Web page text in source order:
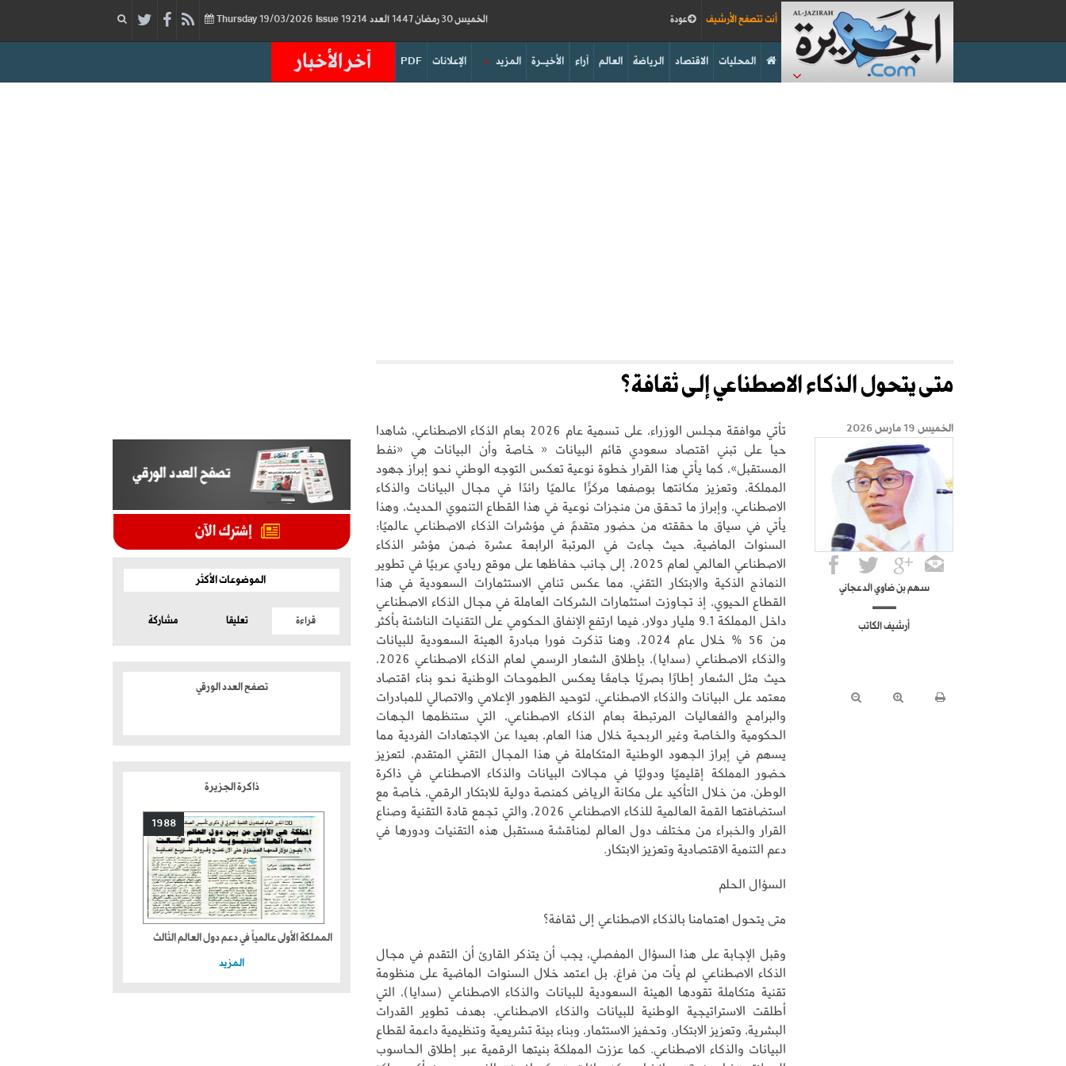
الخميس 30 رمضان 1447 العدد 19214 19/03/2026 Issue عودة أنت تتصفح الأرشيف
آخر الأخبار PDF الإعلانات المزيد الأخيــرة آراء العالم الرياضة الاقتصاد المحليات
متـى يتحول الذكاء الاصطناعي إلـى ثقافة؟
الخميس 19 مارس 2026
سهم بن ضاوي الدعجاني
أرشيف الكاتب
تأتي موافقة مجلس الوزراء، على تسمية عام 2026 بعام الذكاء الاصطناعي، شاهدا
حيا على تبني اقتصاد سعودي قائم البيانات « خاصة وأن البيانات هي «نفط
المستقبل»، كما يأتي هذا القرار خطوة نوعية تعكس التوجه الوطني نحو إبراز جهود
المملكة، وتعزيز مكانتها بوصفها مركزًا عالميًا رائدًا في مجال البيانات والذكاء
الاصطناعي، وإبراز ما تحقق من منجزات نوعية في هذا القطاع التنموي الحديث، وهذا
يأتي في سياق ما حققته من حضور متقدمً في مؤشرات الذكاء الاصطناعي عالميًا؛
السنوات الماضية، حيث جاءت في المرتبة الرابعة عشرة ضمن مؤشر الذكاء
الاصطناعي العالمي لعام 2025، إلى جانب حفاظها على موقع ريادي عربيًا في تطوير
النماذج الذكية والابتكار التقني، مما عكس تنامي الاستثمارات السعودية في هذا
القطاع الحيوي، إذ تجاوزت استثمارات الشركات العاملة في مجال الذكاء الاصطناعي
داخل المملكة 9.1 مليار دولار، فيما ارتفع الإنفاق الحكومي على التقنيات الناشئة بأكثر
من 56 % خلال عام 2024، وهنا تذكرت فورا مبادرة الهيئة السعودية للبيانات
والذكاء الاصطناعي (سدايا)، بإطلاق الشعار الرسمي لعام الذكاء الاصطناعي 2026،
حيث مثل الشعار إطارًا بصريًا جامعًا يعكس الطموحات الوطنية نحو بناء اقتصاد
معتمد على البيانات والذكاء الاصطناعي، لتوحيد الظهور الإعلامي والاتصالي للمبادرات
والبرامج والفعاليات المرتبطة بعام الذكاء الاصطناعي، التي ستنظمها الجهات
الحكومية والخاصة وغير الربحية خلال هذا العام، بعيدا عن الاجتهادات الفردية مما
يسهم في إبراز الجهود الوطنية المتكاملة في هذا المجال التقني المتقدم، لتعزيز
حضور المملكة إقليميًا ودوليًا في مجالات البيانات والذكاء الاصطناعي في ذاكرة
الوطن، من خلال التأكيد على مكانة الرياض كمنصة دولية للابتكار الرقمي، خاصة مع
استضافتها القمة العالمية للذكاء الاصطناعي 2026، والتي تجمع قادة التقنية وصناع
القرار والخبراء من مختلف دول العالم لمناقشة مستقبل هذه التقنيات ودورها في
دعم التنمية الاقتصادية وتعزيز الابتكار.
السؤال الحلم
متى يتحول اهتمامنا بالذكاء الاصطناعي إلى ثقافة؟
وقبل الإجابة على هذا السؤال المفصلي، يجب أن يتذكر القارئ أن التقدم في مجال
الذكاء الاصطناعي لم يأت من فراغ، بل اعتمد خلال السنوات الماضية على منظومة
تقنية متكاملة تقودها الهيئة السعودية للبيانات والذكاء الاصطناعي (سدايا)، التي
أطلقت الاستراتيجية الوطنية للبيانات والذكاء الاصطناعي، بهدف تطوير القدرات
البشرية، وتعزيز الابتكار، وتحفيز الاستثمار، وبناء بيئة تشريعية وتنظيمية داعمة لقطاع
البيانات والذكاء الاصطناعي. كما عززت المملكة بنيتها الرقمية عبر إطلاق الحاسوب
الموضوعات الأكثر
قراءة تعليقا مشاركة
تصفح العدد الورقي
ذاكرة الجزيرة
1988
المملكة الأولى عالمياً في دعم دول العالم الثالث
المزيد